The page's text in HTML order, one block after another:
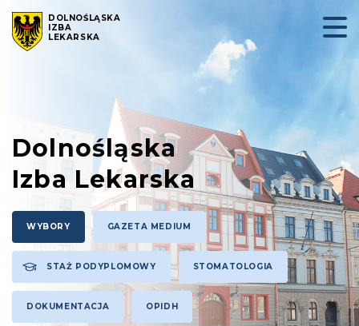
DOLNOŚLĄSKA
IZBA
LEKARSKA
Dolnośląska
Izba Lekarska
WYBORY GAZETA MEDIUM
STAŻ PODYPLOMOWY STOMATOLOGIA
DOKUMENTACJA OPIDH